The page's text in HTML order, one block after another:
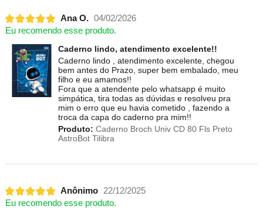
Ana O. 04/02/2026
Eu recomendo esse produto.
Caderno lindo, atendimento excelente!!
Caderno lindo , atendimento excelente, chegou
bem antes do Prazo, super bem embalado, meu
filho e eu amamos!!
Fora que a atendente pelo whatsapp é muito
simpática, tira todas as dúvidas e resolveu pra
mim o erro que eu havia cometido , fazendo a
troca da capa do caderno pra mim!!
Produto: Caderno Broch Univ CD 80 Fls Preto
AstroBot Tilibra
Anônimo
22/12/2025
Eu recomendo esse produto.